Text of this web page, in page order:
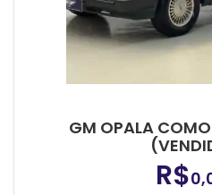
GM OPALA
R$